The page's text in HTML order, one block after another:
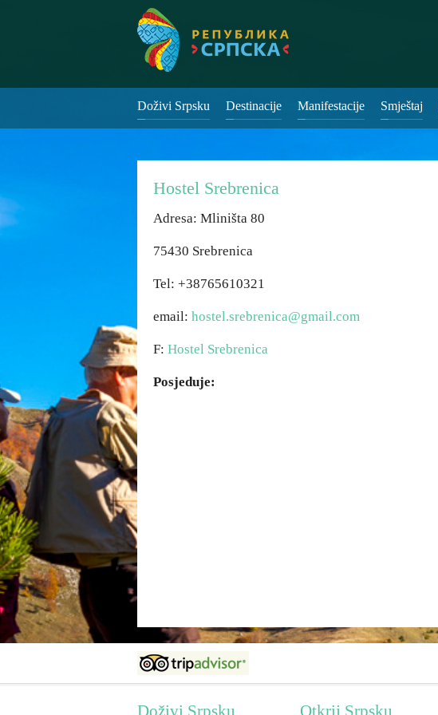
Doživi Srpsku Destinacije Manifestacije Smještaj
Hostel Srebrenica
Adresa: Mliništa 80
75430 Srebrenica
Tel: +38765610321
email: hostel.srebrenica@gmail.com
F: Hostel Srebrenica
Posjeduje:
Doživi Srpsku Otkrij Srpsku